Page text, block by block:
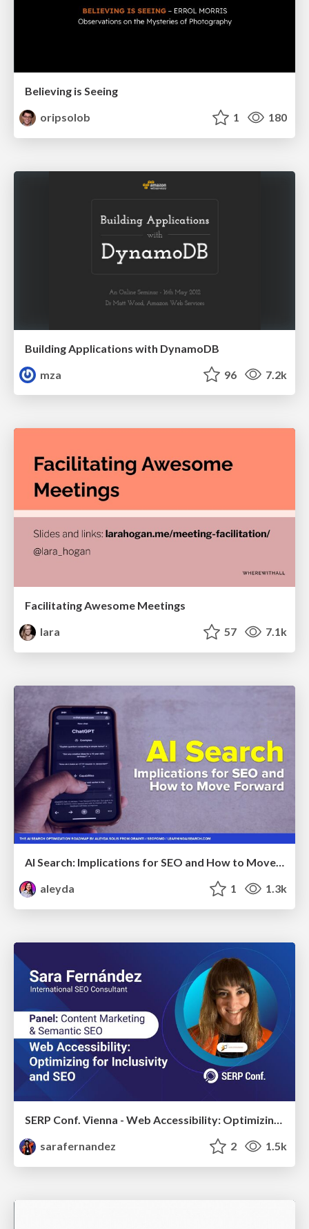
Believing is Seeing
oripsolob
1 180
Building Applications with DynamoDB
mza
96 7.2k
Facilitating Awesome Meetings
lara
57 7.1k
AI Search: Implications for SEO and How to Move Forward - #ShenzhenSEOConference
aleyda
1 1.3k
sarafernandez
2 1.5k